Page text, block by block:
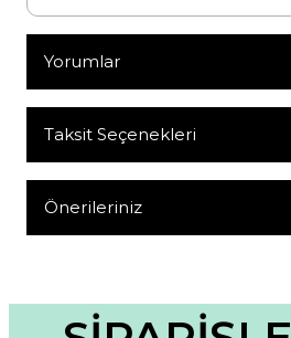
Yorumlar
Bu ürüne ilk yorumu
Taksit Seçenekleri
Önerileriniz
Görüş ve önerileriniz için teşekkür